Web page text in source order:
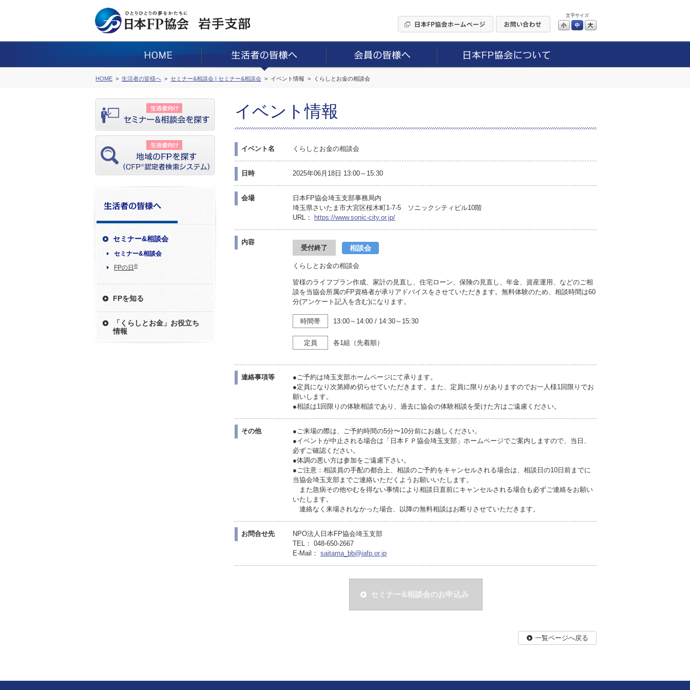
文字サイズ
小 中
HOME 生活者の皆様へ セミナー&相談会 | セミナー&相談会 イベント情報 くらしとお金の相談会
セミナー&相談会
セミナー&相談会
FPの日 ®
FPを知る
「くらしとお金」お役立ち
情報
イベント情報
イベント名 くらしとお金の相談会
日時 2025年06月18日 13:00～15:30
会場
日本FP協会埼玉支部事務局内
埼玉県さいたま市大宮区桜木町1-7-5 ソニックシティビル10階
URL：
https://www.sonic-city.or.jp/
内容
受付終了 相談会
くらしとお金の相談会
皆様のライフプラン作成、家計の見直し、住宅ローン、保険の見直し、年金、資産運用、などのご相
談を当協会所属のFP資格者が承りアドバイスをさせていただきます。無料体験のため、相談時間は60
分(アンケート記入を含む)になります。
時間帯 13:00～14:00 / 14:30～15:30
定員 各1組（先着順）
連絡事項等
●ご予約は埼玉支部ホームページにて承ります。
●定員になり次第締め切らせていただきます。また、定員に限りがありますのでお一人様1回限りでお
願いします。
●相談は1回限りの体験相談であり、過去に協会の体験相談を受けた方はご遠慮ください。
その他
●ご来場の際は、ご予約時間の5分〜10分前にお越しください。
●イベントが中止される場合は「日本ＦＰ協会埼玉支部」ホームページでご案内しますので、当日、
必ずご確認ください。
●体調の悪い方は参加をご遠慮下さい。
●ご注意：相談員の手配の都合上、相談のご予約をキャンセルされる場合は、相談日の10日前までに
当協会埼玉支部までご連絡いただくようお願いいたします。
また急病その他やむを得ない事情により相談日直前にキャンセルされる場合も必ずご連絡をお願い
いたします。
連絡なく来場されなかった場合、以降の無料相談はお断りさせていただきます。
お問合せ先
NPO法人日本FP協会埼玉支部
TEL： 048-650-2667
E-Mail： saitama_bb@jafp.or.jp
セミナー&相談会のお申込み
一覧ページへ戻る